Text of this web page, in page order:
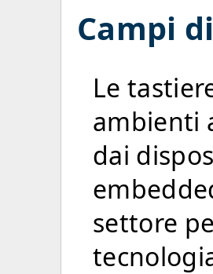
Campi
Le
ambienti
dai
settore